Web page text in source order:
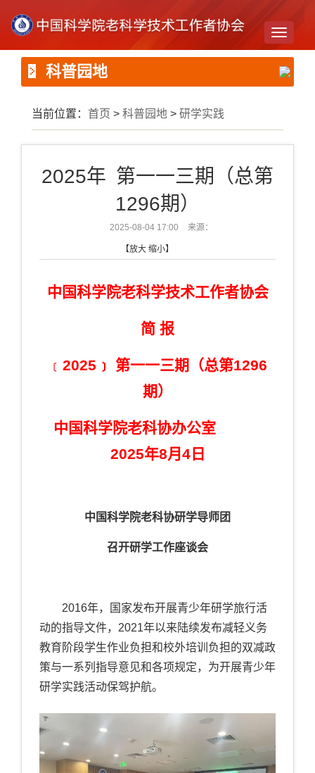
Toggle
科普园地
当前位置： 首页 > 科普园地 > 研学实践
2025年 第一一三期（总第
1296期）
2025-08-04 17:00 来源：
【放大 缩小】
中国科学院老科学技术工作者协会
简 报
﹝ 2025﹞ 第一一三期（总第1296
期）
中国科学院老科协办公室
2025年8月 4日
中国科学院老科协研学导师团
召开研学工作座谈会
2016年，国家发布开展青少年研学旅行活
动的指导文件， 2021年以来陆续发布减轻义务
教育阶段学生作业负担和校外培训负担的双减政
策与一系列指导意见和各项规定，为开展青少年
研学实践活动保驾护航。